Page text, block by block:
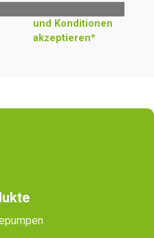
und Konditionen
akzeptieren*